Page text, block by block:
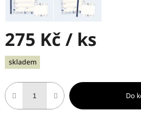
275 Kč / ks
Měrná
cena:
skladem
Do